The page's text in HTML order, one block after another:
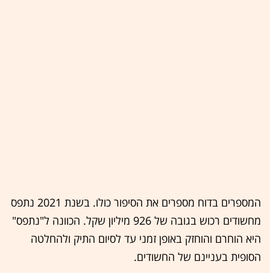
המספרים בדוח מספרים את הסיפור כולו. בשנת 2021 נתפס
מחשודים רכוש בגובה של 926 מיליון שקל. הכוונה ל"נתפס"
היא הוחרם והוחזק באופן זמני עד לסיום התיק ולהחלטה
הסופית בעניינם של החשודים.